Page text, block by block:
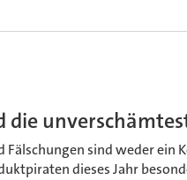
die
Fälschungen sind weder ein
dieses Jahr